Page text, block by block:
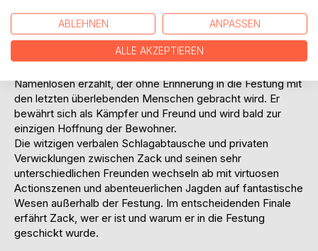
Systemkern der Festung ...
Vor dem Hintergrund einer Zukunftswelt mit faszinierender
Namenlosen erzählt, der ohne Erinnerung in die Festung mit
den letzten überlebenden Menschen gebracht wird. Er
bewährt sich als Kämpfer und Freund und wird bald zur
einzigen Hoffnung der Bewohner.
Die witzigen verbalen Schlagabtausche und privaten
Verwicklungen zwischen Zack und seinen sehr
unterschiedlichen Freunden wechseln ab mit virtuosen
Actionszenen und abenteuerlichen Jagden auf fantastische
Wesen außerhalb der Festung. Im entscheidenden Finale
erfährt Zack, wer er ist und warum er in die Festung
geschickt wurde.
ABLEHNEN ANPASSEN
ALLE AKZEPTIEREN